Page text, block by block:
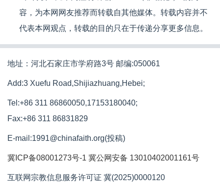
容，为本网网友推荐而转载自其他媒体。转载内容并不
代表本网观点，转载的目的只在于传递分享更多信息。
地址：河北石家庄市学府路3号 邮编:050061
Add:3 Xuefu Road,Shijiazhuang,Hebei;
Tel:+86 311 86860050,17153180040;
Fax:+86 311 86831829
E-mail:1991@chinafaith.org(投稿)
冀ICP备08001273号-1 冀公网安备 13010402001161号
互联网宗教信息服务许可证 冀(2025)0000120